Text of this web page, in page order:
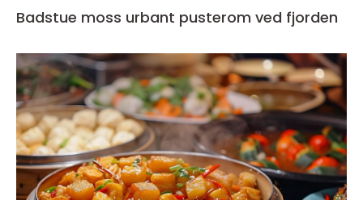
Badstue moss urbant pusterom ved fjorden